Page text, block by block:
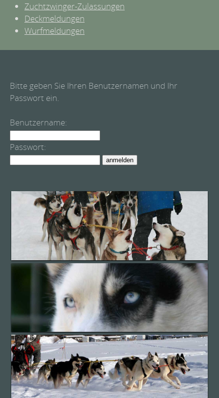
Zuchtzwinger-Zulassungen
Deckmeldungen
Wurfmeldungen
Bitte geben Sie Ihren Benutzernamen und Ihr
Passwort ein.
Benutzername:
Passwort: